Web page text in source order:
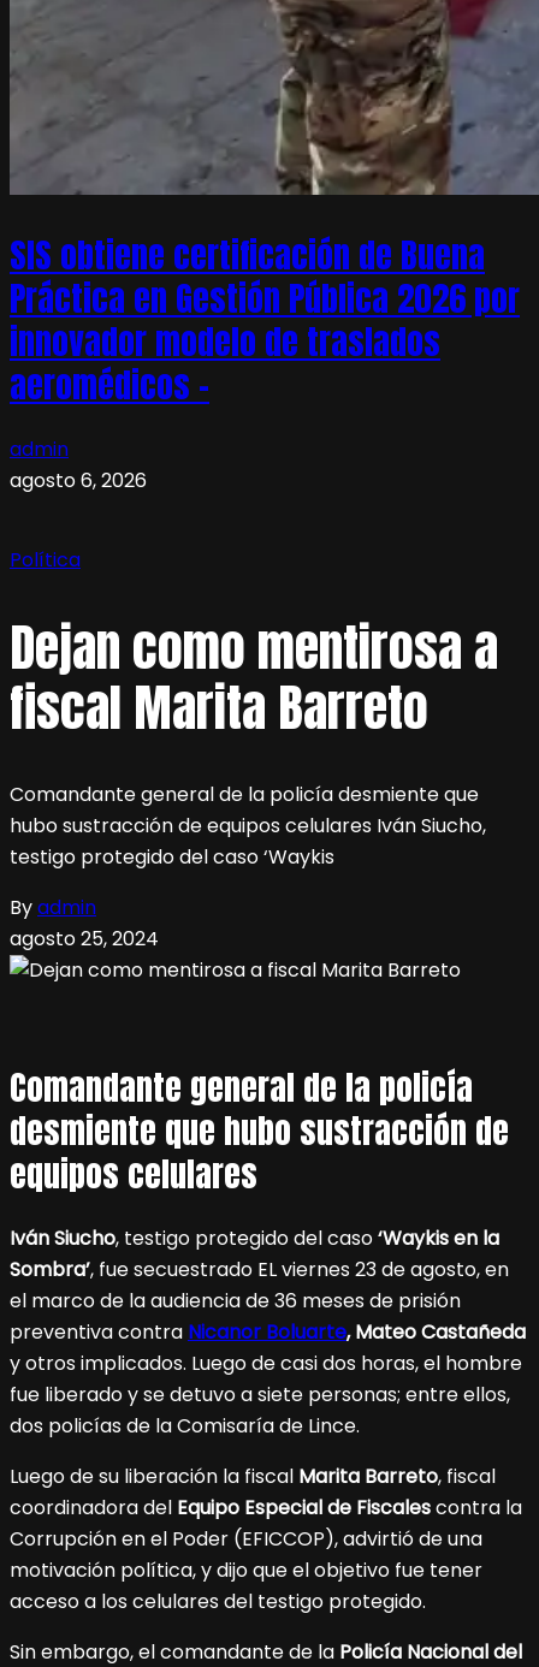
SIS obtiene certificación de Buena
Práctica en Gestión Pública 2026 por
innovador modelo de traslados
aeromédicos –
admin
agosto 6, 2026
Política
Dejan como mentirosa a
fiscal Marita Barreto
Comandante general de la policía desmiente que
hubo sustracción de equipos celulares Iván Siucho,
testigo protegido del caso ‘Waykis
Byadmin
agosto 25, 2024
Comandante general de la policía
desmiente que hubo sustracción de
equipos celulares
Iván Siucho, testigo protegido del caso‘Waykis en la
Sombra’, fue secuestrado EL viernes 23 de agosto, en
el marco de la audiencia de 36 meses de prisión
preventiva contra Nicanor Boluarte, Mateo Castañeda
y otros implicados. Luego de casi dos horas, el hombre
fue liberado y se detuvo a siete personas; entre ellos,
dos policías de la Comisaría de Lince.
Luego de su liberación la fiscal Marita Barreto, fiscal
coordinadora del Equipo Especial de Fiscalescontra la
Corrupción en el Poder (EFICCOP), advirtió de una
motivación política, y dijo que el objetivo fue tener
acceso a los celulares del testigo protegido.
Sin embargo, el comandante de la Policía Nacional del